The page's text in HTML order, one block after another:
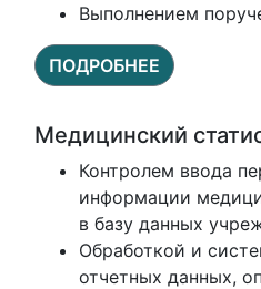
Выполнением
ПОДРОБНЕЕ
Медицинский
Контролем ввода
информации
в базу данных
Обработкой и
отчетных данных,